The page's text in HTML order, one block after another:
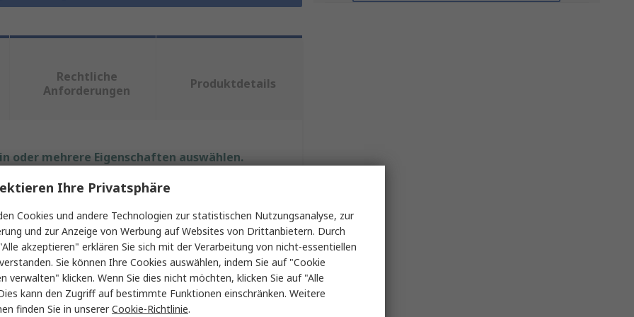
Rechtliche
Anforderungen
Produktdetails
oder mehrere Eigenschaften auswählen.
Wert
MikroElektronika
Entwicklungstool Sensor
Vibrationssensor
Gerät 830M1-0050
Ihre Privatsphäre
Cookies und andere Technologien zur statistischen Nutzungsanalyse, zur
und zur Anzeige von Werbung auf Websites von Drittanbietern. Durch
akzeptieren" erklären Sie sich mit der Verarbeitung von nicht-essentiellen
Sie können Ihre Cookies auswählen, indem Sie auf "Cookie
verwalten" klicken. Wenn Sie dies nicht möchten, klicken Sie auf "Alle
kann den Zugriff auf bestimmte Funktionen einschränken. Weitere
finden Sie in unsererCookie-Richtlinie.